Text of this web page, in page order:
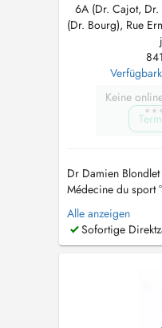
6A (Dr. Cajot, Dr.
(Dr. Bourg), Rue
Keine
Dr Damien
Médecine du sport
Consultations de
prise en charge
chroniques. °
Infiltrations
Alle anzeigen
Sofortige